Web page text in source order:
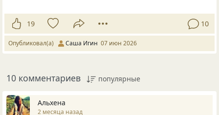
19 10
Опубликовал(а) Саша Игин 07 июн 2026
10 комментариев популярные
Альхена
2 месяца назад